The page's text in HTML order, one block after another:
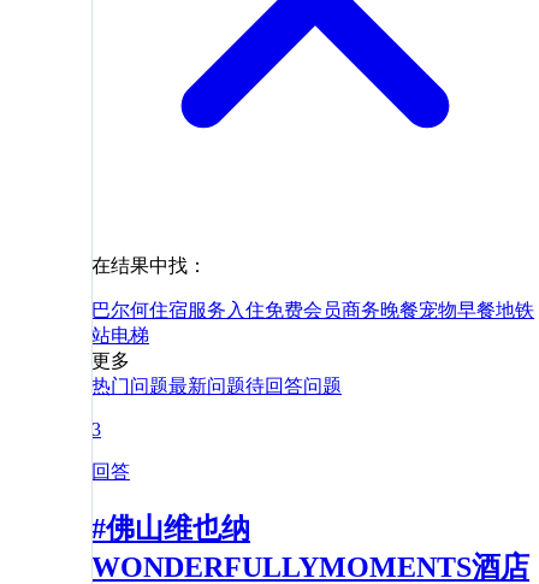
在结果中找：
巴尔何住宿服务 入住免费会员商务晚餐宠物早餐地铁
站电梯
更多
热门问题最新问题待回答问题
3
回答
#佛山维也纳
WONDERFULLYMOMENTS酒店